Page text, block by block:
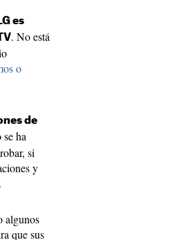
es
. No está
o
de
ha
si
y
algunos
que sus